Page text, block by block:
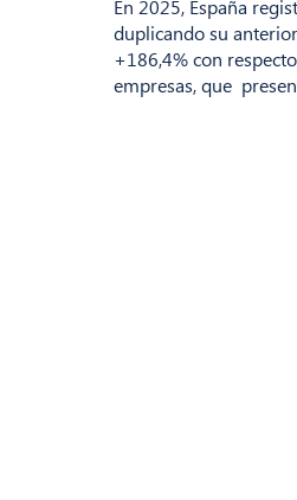
En 2025, España
duplicando su
+186,4% con
empresas, que